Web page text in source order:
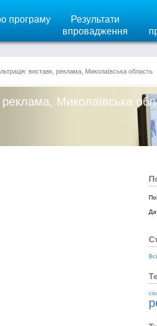
програму
Результати
впровадження
виставк, реклама, Миколаївська область
реклама, Миколаївська
Всі